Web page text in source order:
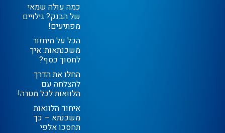
כמה עולה שמאי
של הבנק? גילויים
מפתיעים!
הכל על מיחזור
משכנתאות: איך
לחסוך כסף?
החלו את הדרך
להצלחה עם
הלוואות לכל מטרה!
איחוד הלוואות
משכנתא – כך
תחסכו אלפי